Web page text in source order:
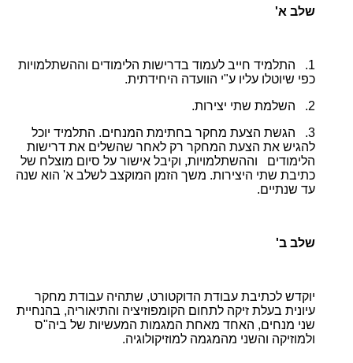
שלב א'
1. התלמיד חייב לעמוד בדרישות הלימודים וההשתלמויות
כפי שיוטלו עליו ע"י הוועדה היחידתית.
2. השלמת שתי יצירות.
3. הגשת הצעת מחקר בחתימת המנחים. התלמיד יוכל
להגיש את הצעת המחקר רק לאחר שהשלים את דרישות
הלימודים וההשתלמויות, וקיבל אישור על סיום מוצלח של
כתיבת שתי היצירות. משך הזמן המוקצב לשלב א' הוא שנה
עד שנתיים.
שלב ב'
יוקדש לכתיבת עבודת הדוקטורט, שתהיה עבודת מחקר
עיונית בעלת זיקה לתחום הקומפוזיציה והתיאוריה, בהנחיית
שני מנחים, האחד מאחת המגמות המעשיות של ביה"ס
ולמוזיקה והשני מהמגמה למוזיקולוגיה.